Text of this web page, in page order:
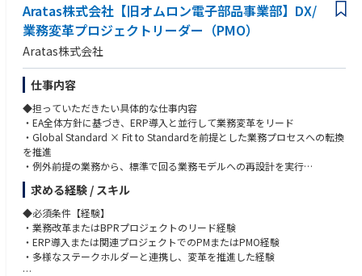
◆業界動向と自社事業の特徴
【事業内容】リレー・スイッチ・センサ等の中核デバイスで蓄積した“繋
ぐ・切る”技術と高品質・信頼性を強みに、EV・エネルギー・産業機器な
ど成長市場を支える電子部品事業。
【強み】長年培った高品質・高信頼性の技術力とグローバル顧客基盤。
【今後の展望】独立化により意思決定の迅速化と投資力を強化し、急拡大
する電動化・デジタル化領域での事業成長を加速。その基盤として、グロ
ーバルで標準化されたIT環境の構築を推進する。
◆歓迎する人物像
・業務変革に対して、既存の業務形態や組織風土に捉われず、標準化・最
適化を前提にプロジェクトを遂行する強い意志と行動力を有する人財
・海外現地法人の関係者との協業関係構築と意思疎通ができる人財
・チャレンジ精神旺盛で前向きに取り組める人財
◆使用する開発言語・ソフト・装置/機器等
SAP S/4HANA Cloud Public Editionを中心に、プロジェクトマネジメント
ツール、各種コラボレーションツール（Teams等）を活用
Aratas株式会社【旧オムロン電子部品事業部】DX/
業務変革プロジェクトリーダー（PMO）
Aratas株式会社
仕事内容
◆担っていただきたい具体的な仕事内容
・EA全体方針に基づき、ERP導入と並行して業務変革をリード
・Global Standard × Fit to Standardを前提とした業務プロセスへの転換
を推進
・例外前提の業務から、標準で回る業務モデルへの再設計を実行
・販売、SCM、開発、会計領域における意思決定プロセスの再設計・高度
化
・各部門・海外拠点と連携し、業務変革を構想から実行・定着まで一貫し
て推進
◆具体的な仕事内容に対しての期待する成果
・Global Standardに準拠したシンプルかつ一貫性のある業務プロセスの
求める経験 / スキル
◆必須条件【経験】
・業務改革またはBPRプロジェクトのリード経験
・ERP導入または関連プロジェクトでのPMまたはPMO経験
・多様なステークホルダーと連携し、変革を推進した経験